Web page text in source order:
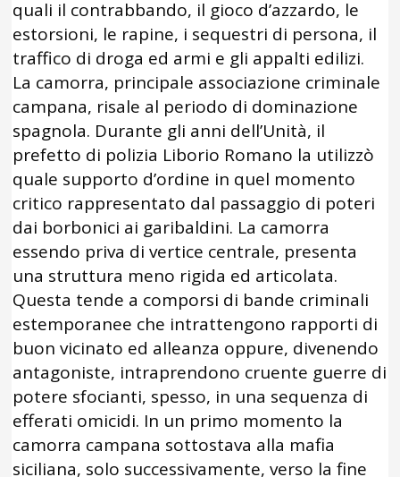
quali il contrabbando, il gioco d’azzardo, le
estorsioni, le rapine, i sequestri di persona, il
traffico di droga ed armi e gli appalti edilizi.
La camorra, principale associazione criminale
campana, risale al periodo di dominazione
spagnola. Durante gli anni dell’Unità, il
prefetto di polizia Liborio Romano la utilizzò
quale supporto d’ordine in quel momento
critico rappresentato dal passaggio di poteri
dai borbonici ai garibaldini. La camorra
essendo priva di vertice centrale, presenta
una struttura meno rigida ed articolata.
Questa tende a comporsi di bande criminali
estemporanee che intrattengono rapporti di
buon vicinato ed alleanza oppure, divenendo
antagoniste, intraprendono cruente guerre di
potere sfocianti, spesso, in una sequenza di
efferati omicidi. In un primo momento la
camorra campana sottostava alla mafia
siciliana, solo successivamente, verso la fine